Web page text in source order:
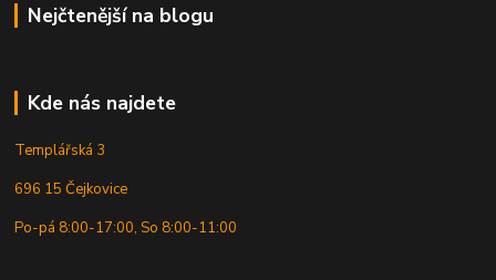
Nejčtenější na blogu
Kde nás najdete
Templářská 3
696 15 Čejkovice
Po-pá 8:00-17:00, So 8:00-11:00